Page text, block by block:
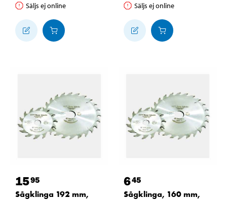
Säljs ej online Säljs ej online
1595
Sågklinga 192 mm,
645
Sågklinga, 160 mm,